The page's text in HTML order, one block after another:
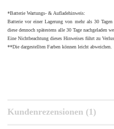
*Batterie Wartungs- & Aufladehinweis:
Batterie vor einer Lagerung von mehr als 30
diese dennoch spätestens alle 30 Tage nachgeladen
Eine Nichtbeachtung dieses Hinweises führt zu
**Die dargestellten Farben können leicht abweichen.
Kundenrezensionen (1)